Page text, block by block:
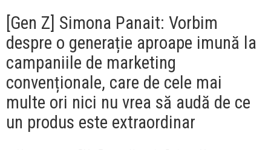
[Gen Z] Simona Panait: Vorbim
despre o generație aproape imună la
campaniile de marketing
convenționale, care de cele mai
multe ori nici nu vrea să audă de ce
un produs este extraordinar